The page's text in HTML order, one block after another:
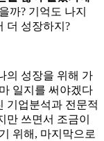
까? 기억도 나지
더 성장하지?
의 성장을 위해 가
일지를 써야겠다
기업분석과 전문적
만 쓰면서 조금이
위해, 마지막으로